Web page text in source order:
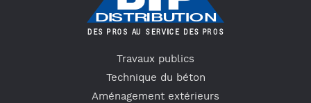
Travaux publics
Technique du béton
Aménagement extérieurs